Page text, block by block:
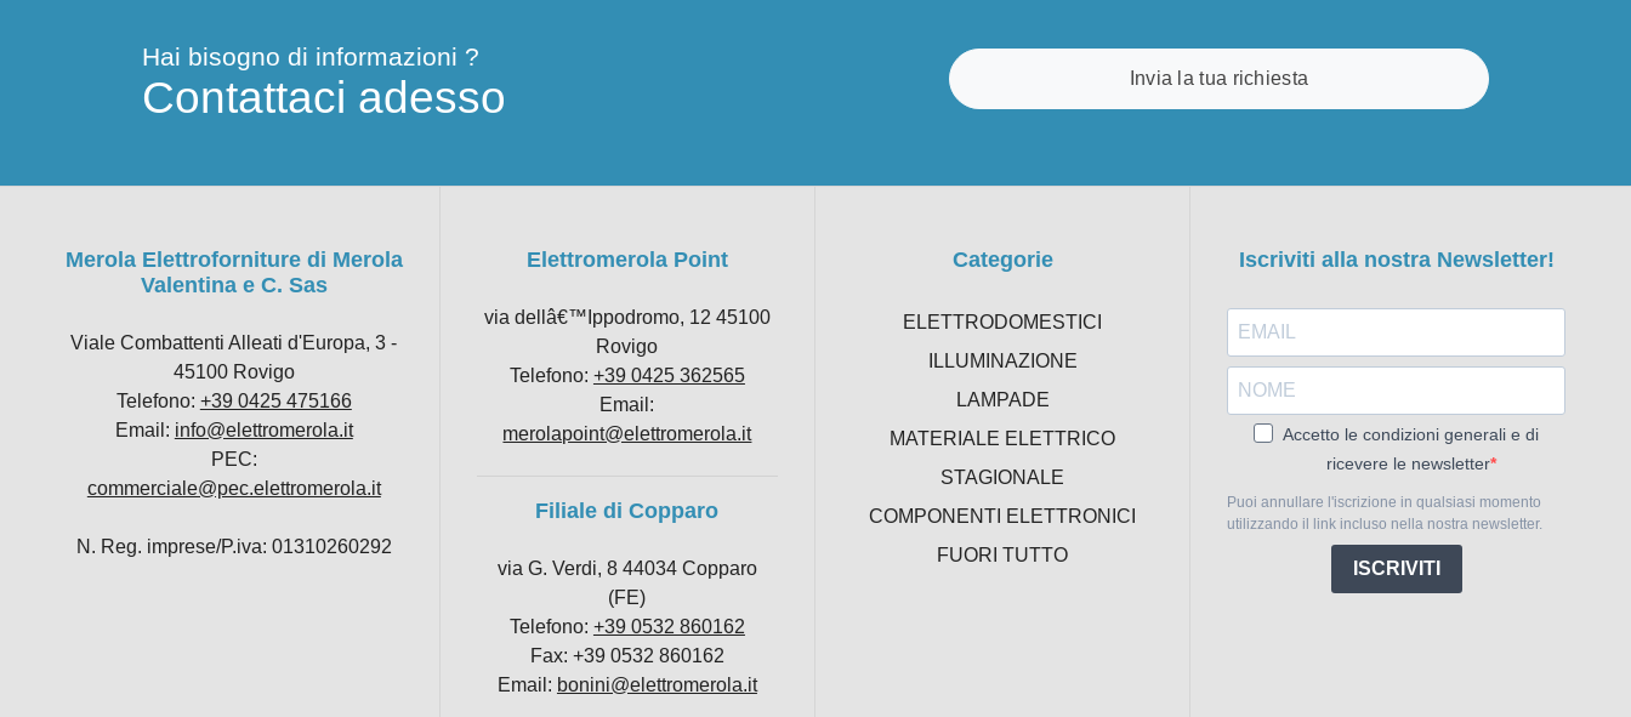
Hai bisogno di informazioni ?
Contattaci adesso Invia la tua richiesta
Merola Elettroforniture di Merola
Valentina e C. Sas
Viale Combattenti Alleati d'Europa, 3 -
45100 Rovigo
Telefono: +39 0425 475166
Email: info@elettromerola.it
PEC:
commerciale@pec.elettromerola.it
N. Reg. imprese/P.iva: 01310260292
Elettromerola Point
via dellâ€™Ippodromo, 12 45100
Rovigo
Telefono: +39 0425 362565
Email:
merolapoint@elettromerola.it
Filiale di Copparo
via G. Verdi, 8 44034 Copparo
(FE)
Telefono: +39 0532 860162
Fax: +39 0532 860162
Email: bonini@elettromerola.it
Categorie
ELETTRODOMESTICI
ILLUMINAZIONE
LAMPADE
MATERIALE ELETTRICO
STAGIONALE
COMPONENTI ELETTRONICI
FUORI TUTTO
Iscriviti alla nostra Newsletter!
Accetto le condizioni generali e di
ricevere le newsletter
Puoi annullare l'iscrizione in qualsiasi momento
utilizzando il link incluso nella nostra newsletter.
ISCRIVITI